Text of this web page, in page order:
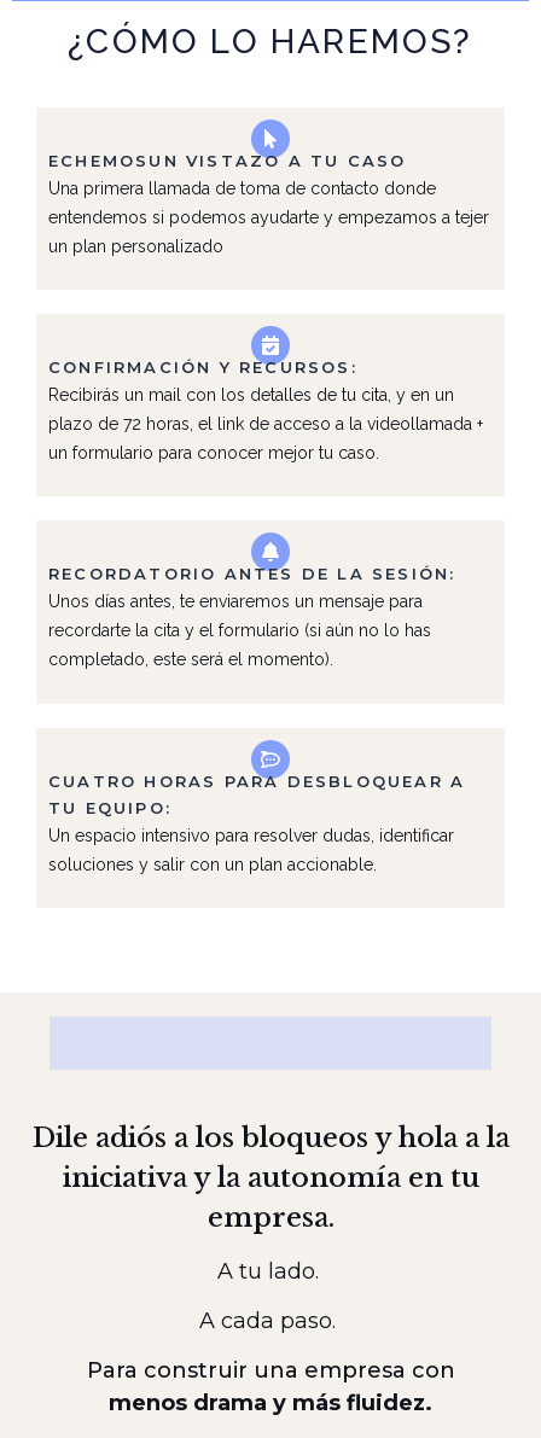
¿CÓMO LO HAREMOS?
ECHEMOSUN VISTAZO A TU CASO
Una primera llamada de toma de contacto donde
entendemos si podemos ayudarte y empezamos a tejer
un plan personalizado
CONFIRMACIÓN Y RECURSOS:
Recibirás un mail con los detalles de tu cita, y en un
plazo de 72 horas, el link de acceso a la videollamada +
un formulario para conocer mejor tu caso.
RECORDATORIO ANTES DE LA SESIÓN:
Unos días antes, te enviaremos un mensaje para
recordarte la cita y el formulario (si aún no lo has
completado, este será el momento).
CUATRO HORAS PARA DESBLOQUEAR A
TU EQUIPO:
Un espacio intensivo para resolver dudas, identificar
soluciones y salir con un plan accionable.
Dile adiós a los bloqueos y hola a la
iniciativa y la autonomía en tu
empresa.
A tu lado.
A cada paso.
Para construir una empresa con
menos drama y más fluidez.